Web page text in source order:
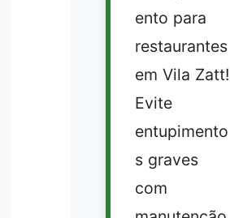
ento para
restaurantes
em Vila Zatt!
Evite
entupimento
s graves
com